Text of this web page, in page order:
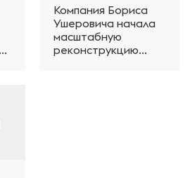
Компания Бориса
Ушеровича начала
масштабную
реконструкцию